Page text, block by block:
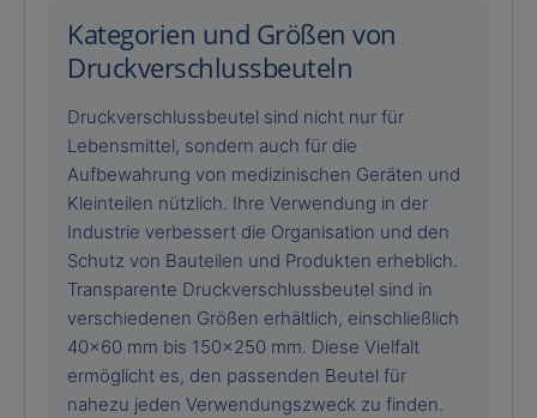
Kategorien und Größen von
Druckverschlussbeuteln
Druckverschlussbeutel sind nicht nur für
Lebensmittel, sondern auch für die
Aufbewahrung von medizinischen Geräten und
Kleinteilen nützlich. Ihre Verwendung in der
Industrie verbessert die Organisation und den
Schutz von Bauteilen und Produkten erheblich.
Transparente Druckverschlussbeutel sind in
verschiedenen Größen erhältlich, einschließlich
40x60 mm bis 150x250 mm. Diese Vielfalt
ermöglicht es, den passenden Beutel für
nahezu jeden Verwendungszweck zu finden.